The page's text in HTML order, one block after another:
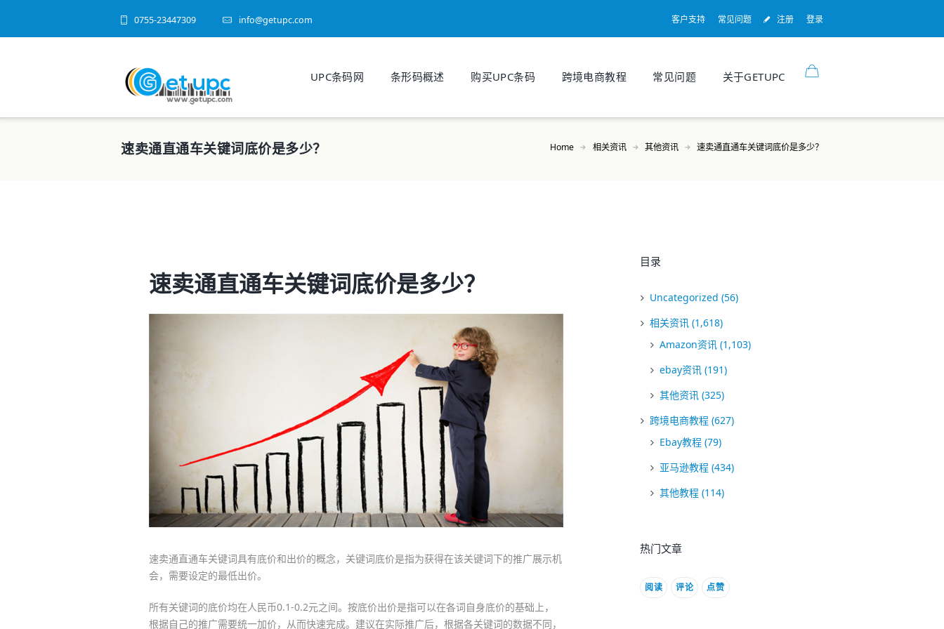
0755-23447309 info@getupc.com 客户支持 常见问题 注册 登录
UPC条码网 条形码概述 购买UPC条码 跨境电商教程 常见问题 关于GETUPC
速卖通直通车关键词底价是多少？ Home 相关资讯 其他资讯 速卖通直通车关键词底价是多少？
速卖通直通车关键词底价是多少？
速卖通直通车关键词具有底价和出价的概念，关键词底价是指为获得在该关键词下的推广展示机
会，需要设定的最低出价。
所有关键词的底价均在人民币0.1-0.2元之间。按底价出价是指可以在各词自身底价的基础上，
根据自己的推广需要统一加价，从而快速完成。建议在实际推广后，根据各关键词的数据不同，
目录
Uncategorized (56)
相关资讯 (1,618)
Amazon资讯 (1,103)
ebay资讯 (191)
其他资讯 (325)
跨境电商教程 (627)
Ebay教程 (79)
亚马逊教程 (434)
其他教程 (114)
热门文章
阅读 评论 点赞